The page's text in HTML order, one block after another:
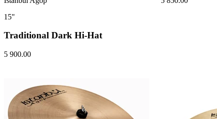
15"
Traditional Dark Hi-Hat
5 900.00